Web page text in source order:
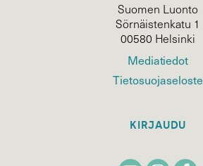
Suomen Luonto
Sörnäistenkatu 1
00580 Helsinki
Mediatiedot
Tietosuojaseloste
KIRJAUDU